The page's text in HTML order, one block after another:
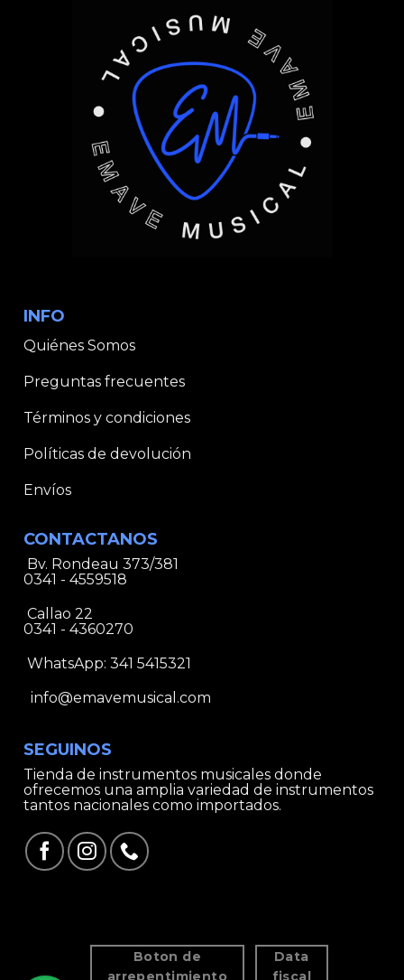
INFO
Quiénes Somos
Preguntas frecuentes
Términos y condiciones
Políticas de devolución
Envíos
CONTACTANOS
Bv. Rondeau 373/381
0341 - 4559518
Callao 22
0341 - 4360270
WhatsApp: 341 5415321
info@emavemusical.com
SEGUINOS
Tienda de instrumentos musicales donde
ofrecemos una amplia variedad de instrumentos
tantos nacionales como importados.
Boton de
arrepentimiento
Data
fiscal